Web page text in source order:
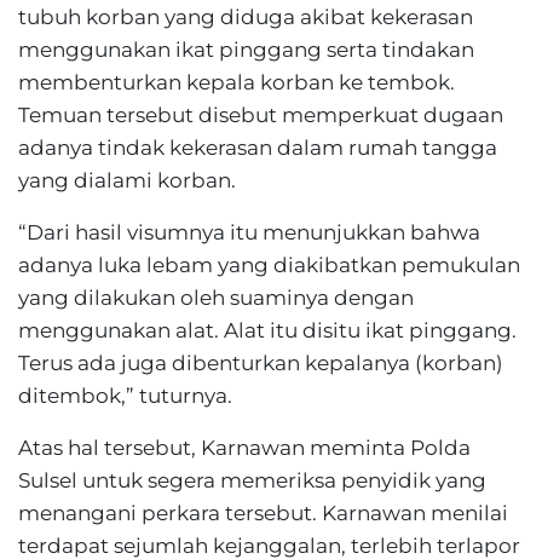
tubuh korban yang diduga akibat kekerasan
menggunakan ikat pinggang serta tindakan
membenturkan kepala korban ke tembok.
Temuan tersebut disebut memperkuat dugaan
adanya tindak kekerasan dalam rumah tangga
yang dialami korban.
“Dari hasil visumnya itu menunjukkan bahwa
adanya luka lebam yang diakibatkan pemukulan
yang dilakukan oleh suaminya dengan
menggunakan alat. Alat itu disitu ikat pinggang.
Terus ada juga dibenturkan kepalanya (korban)
ditembok,” tuturnya.
Atas hal tersebut, Karnawan meminta Polda
Sulsel untuk segera memeriksa penyidik yang
menangani perkara tersebut. Karnawan menilai
terdapat sejumlah kejanggalan, terlebih terlapor